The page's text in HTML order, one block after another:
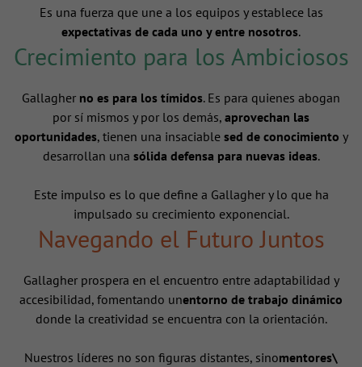
Es una fuerza que une a los equipos y establece las
expectativas de cada uno y entre nosotros.
Crecimiento para los Ambiciosos
Gallagher no es para los tímidos. Es para quienes abogan
por sí mismos y por los demás, aprovechan las
oportunidades, tienen una insaciable sed de conocimiento y
desarrollan una sólida defensa para nuevas ideas.
Este impulso es lo que define a Gallagher y lo que ha
impulsado su crecimiento exponencial.
Navegando el Futuro Juntos
Gallagher prospera en el encuentro entre adaptabilidad y
accesibilidad, fomentando unentorno de trabajo dinámico
donde la creatividad se encuentra con la orientación.
Nuestros líderes no son figuras distantes, sinomentores\